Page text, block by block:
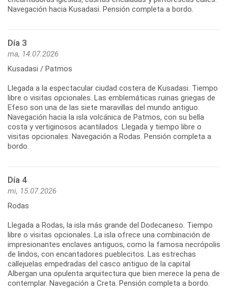
Navegación hacia Kusadasi. Pensión completa a bordo.
Día 3
ma, 14.07.2026
Kusadasi / Patmos
Llegada a la espectacular ciudad costera de Kusadasi. Tiempo
libre o visitas opcionales. Las emblemáticas ruinas griegas de
Efeso son una de las siete maravillas del mundo antiguo.
Navegación hacia la isla volcánica de Patmos, con su bella
costa y vertiginosos acantilados. Llegada y tiempo libre o
visitas opcionales. Navegación a Rodas. Pensión completa a
bordo.
Día 4
mi, 15.07.2026
Rodas
Llegada a Rodas, la isla más grande del Dodecaneso. Tiempo
libre o visitas opcionales. La isla ofrece una combinación de
impresionantes enclaves antiguos, como la famosa necrópolis
de lindos, con encantadores pueblecitos. Las estrechas
callejuelas empedradas del casco antiguo de la capital
Albergan una opulenta arquitectura que bien merece la pena de
contemplar. Navegación a Creta. Pensión completa a bordo.